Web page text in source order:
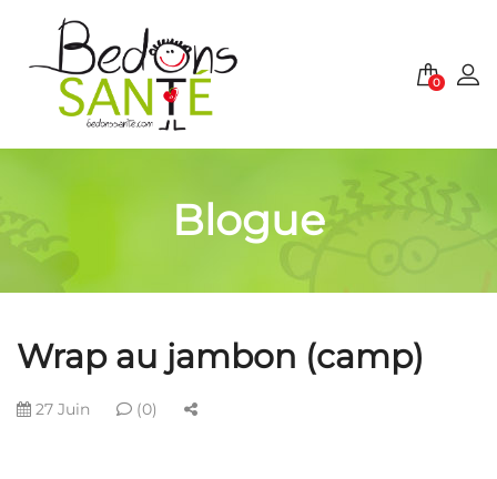
0
Blogue
Wrap au jambon (camp)
27 Juin (0)